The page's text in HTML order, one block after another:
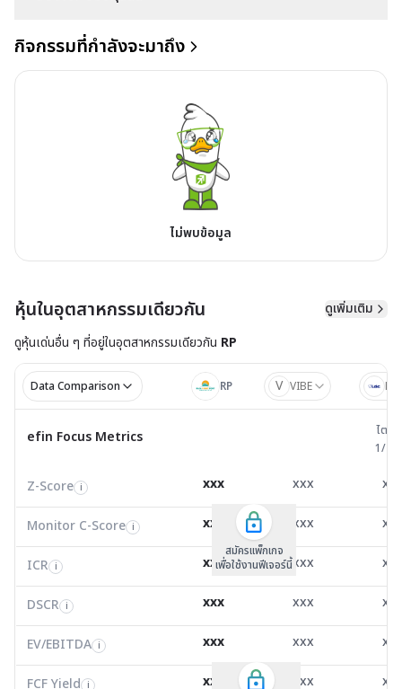
กิจกรรมที่กำลังจะมาถึง
ไม่พบข้อมูล
หุ้นในอุตสาหกรรมเดียวกัน
ดูเพิ่มเติม
ดูหุ้นเด่นอื่น ๆ ที่อยู่ในอุตสาหกรรมเดียวกัน RP
Data Comparison RP V VIBE
efin Focus Metrics ไตรมาส
Z-Score i 0.46 -0.03
Monitor C-Score
0.00 0.00
ICR i 1.82 0.00
-
DSCR
EV/EBITDA
4.51 6,984.97
FCF Yield i 0.00 3.91
FCF/Net Income
0.00 -0.29
efin Focus Metrics
ไตรม
1/
Z-Score i
Monitor C-Score i
ICR i
DSCR i
สมัครแพ็คเกจ B
เพื่อใช้งานฟีเจอร์นี้
EV/EBITDA
FCF Yield i
FCF/Net Income
Net Debt/EBITDA
ROIC i
สมัครแพ็คเกจ B
เพื่อใช้งานฟีเจอร์นี้
Z-Score i xxx xxx
Monitor C-Score i xxx xxx
ICR i xxx xxx
DSCR i xxx xxx
สมัครแพ็กเกจ
เพื่อใช้งานฟีเจอร์นี้
EV/EBITDA i xxx xxx
FCF Yield i xxx xxx